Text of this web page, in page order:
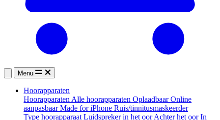
Menu
Hoorapparaten
Hoorapparaten Alle hoorapparaten OplaadbaarOnline
aanpasbaarMade for iPhone Ruis/tinnitusmaskeerder
Type hoorapparaat Luidspreker in het oorAchter het oorIn